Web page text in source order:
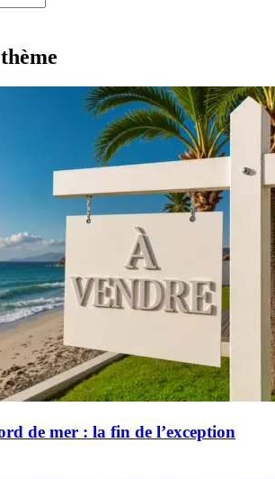
de mer : la fin de l’exception